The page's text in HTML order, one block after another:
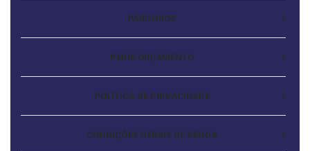
PARCEIROS
PEDIR ORÇAMENTO
POLÍTICA DE PRIVACIDADE
CONDIÇÕES GERAIS DE VENDA